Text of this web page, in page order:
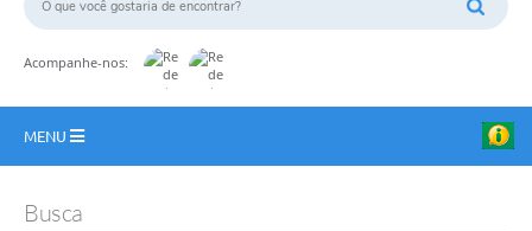
Acompanhe-nos:
MENU
Busca